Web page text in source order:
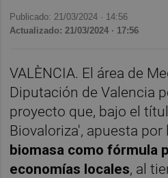
Publicado: 21/03/2024 · 14:56
Actualizado: 21/03/2024 · 17:56
VALÈNCIA. El área de
Diputación de Valencia
proyecto que, bajo el
Biovaloriza', apuesta por
biomasa como fórmula
economías locales, al